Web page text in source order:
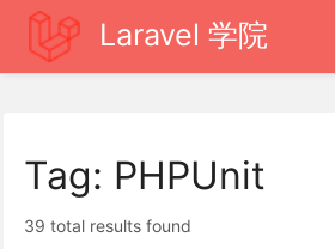
Laravel 学院
Tag: PHPUnit
39 total results found